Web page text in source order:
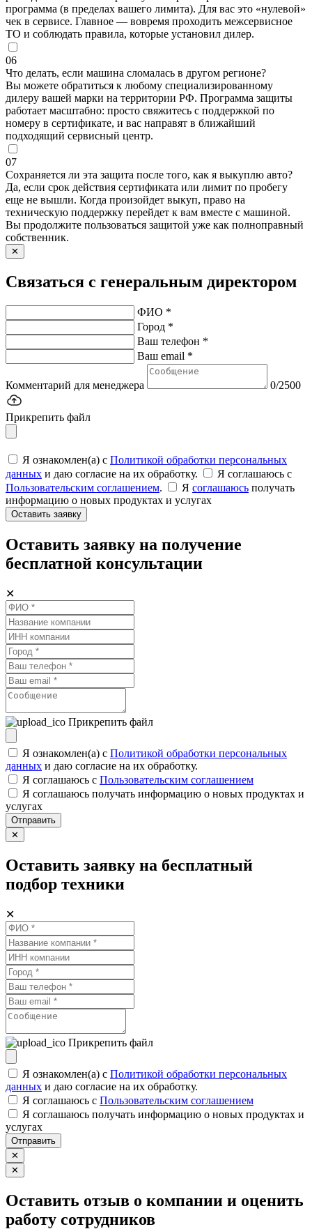
программа (в пределах вашего лимита). Для вас это «нулевой»
чек в сервисе. Главное — вовремя проходить межсервисное
ТО и соблюдать правила, которые установил дилер.
06
Что делать, если машина сломалась в другом регионе?
Вы можете обратиться к любому специализированному
дилеру вашей марки на территории РФ. Программа защиты
работает масштабно: просто свяжитесь с поддержкой по
номеру в сертификате, и вас направят в ближайший
подходящий сервисный центр.
07
Сохраняется ли эта защита после того, как я выкуплю авто?
Да, если срок действия сертификата или лимит по пробегу
еще не вышли. Когда произойдет выкуп, право на
техническую поддержку перейдет к вам вместе с машиной.
Вы продолжите пользоваться защитой уже как полноправный
собственник.
✕
Связаться с генеральным директором
ФИО *
Город *
Ваш телефон *
Ваш email *
Комментарий для менеджера 0/2500
Прикрепить файл
Я ознакомлен(а) с Политикой обработки персональных
данных и даю согласие на их обработку.
Я соглашаюсь c
Пользовательским соглашением. Я соглашаюсь получать
информацию о новых продуктах и услугах
Оставить заявку
Оставить заявку на получение
бесплатной консультации
✕
Прикрепить файл
Я ознакомлен(а) с Политикой обработки персональных
данных и даю согласие на их обработку.
Я соглашаюсь c Пользовательским соглашением
Я соглашаюсь получать информацию о новых продуктах и
услугах
Отправить
✕
Оставить заявку на бесплатный
подбор техники
✕
Прикрепить файл
Я ознакомлен(а) с Политикой обработки персональных
данных и даю согласие на их обработку.
Я соглашаюсь c Пользовательским соглашением
Я соглашаюсь получать информацию о новых продуктах и
услугах
Отправить
✕
✕
Оставить отзыв о компании и оценить
работу сотрудников